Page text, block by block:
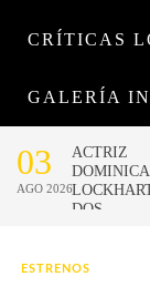
CRÍTICAS
GALERÍA
ESTRENOS